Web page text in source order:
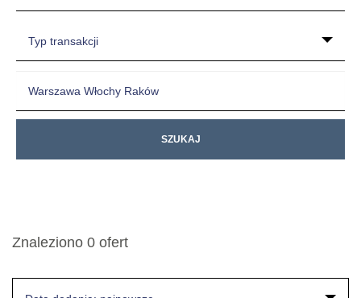
Typ transakcji
Znaleziono 0 ofert